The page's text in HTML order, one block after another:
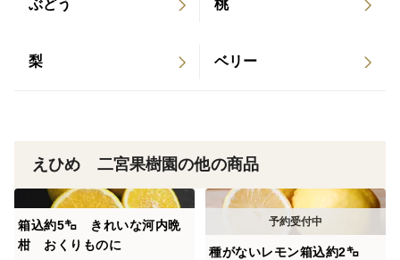
当たりのいい畑で育てている証なんですよ！！
愛媛と言えば❗みかん みかんの本番❗愛媛県八幡浜市より
発送いたします❗
ぶどう 桃
梨 ベリー
えひめ 二宮果樹園の他の商品
箱込約5㌔ きれいな河内晩
柑 おくりものに
種がないレモン箱込約2㌔